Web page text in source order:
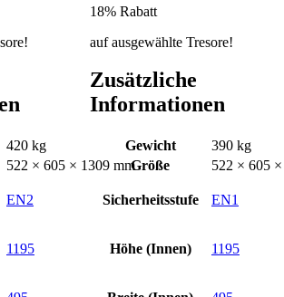
420 kg
522 × 605 × 1309 mm
EN2
1195
18% Rabatt
auf ausgewählte Tresore!
Zusätzliche
Informationen
Gewicht
390 kg
Größe
522 × 605
Sicherheitsstufe EN1
Höhe (Innen) 1195